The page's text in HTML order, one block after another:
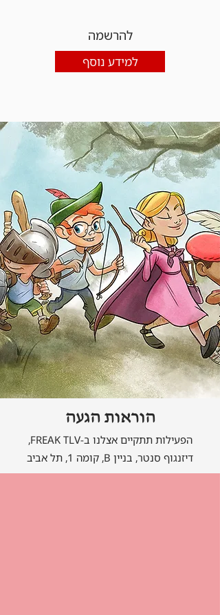
להרשמה
למידע נוסף
הוראות הגעה
הפעילות תתקיים אצלנו ב-FREAK TLV,
דיזנגוף סנטר, בניין B, קומה 1, תל אביב